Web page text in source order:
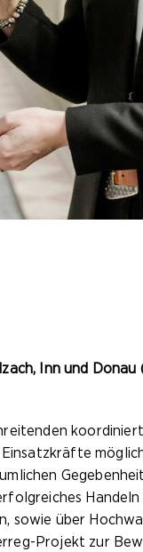
Inn und Donau
sowie über
Projekt zur